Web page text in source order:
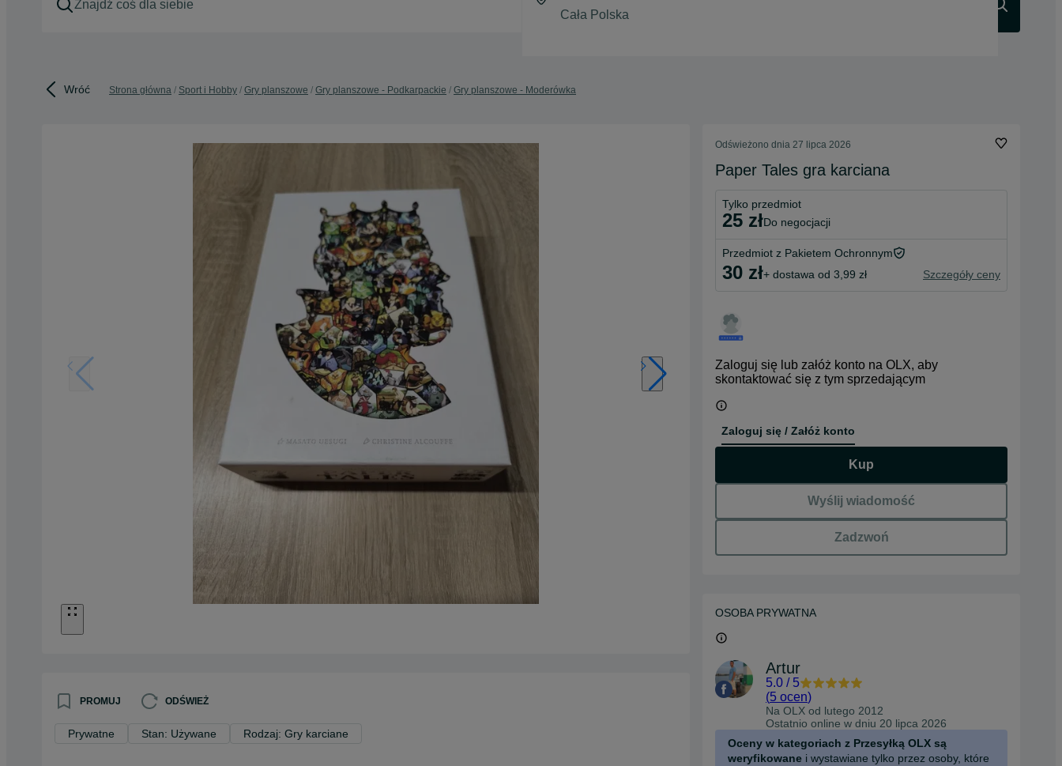
Wróć Strona główna Sport i Hobby Gry planszowe Gry planszowe - Podkarpackie Gry planszowe - Moderówka
PROMUJ ODŚWIEŻ
Prywatne Stan: Używane Rodzaj: Gry karciane
Odświeżono dnia 27 lipca 2026
Paper Tales gra karciana
Tylko przedmiot
25 zł do negocjacji
Przedmiot z Pakietem Ochronnym
30 zł+ dostawa od 3,99 zł Szczegóły ceny
Zaloguj się lub załóż konto na OLX, aby
skontaktować się z tym sprzedającym
Zaloguj się / Załóż konto
Kup
Wyślij wiadomość
Zadzwoń
OSOBA PRYWATNA
Artur
5.0 / 5
(5 ocen)
Na OLX od lutego 2012
Ostatnio online w dniu 20 lipca 2026
Oceny w kategoriach z Przesyłką OLX są
weryfikowane i wystawiane tylko przez osoby, które